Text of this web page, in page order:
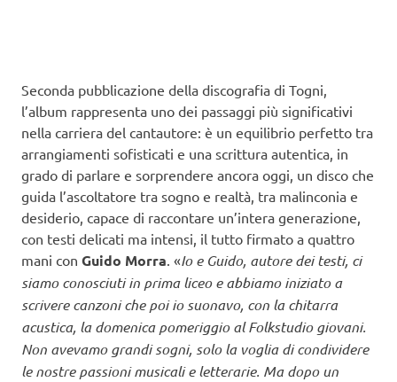
Seconda pubblicazione della discografia di Togni,
l’album rappresenta uno dei passaggi più significativi
nella carriera del cantautore: è un equilibrio perfetto tra
arrangiamenti sofisticati e una scrittura autentica, in
grado di parlare e sorprendere ancora oggi, un disco che
guida l’ascoltatore tra sogno e realtà, tra malinconia e
desiderio, capace di raccontare un’intera generazione,
con testi delicati ma intensi, il tutto firmato a quattro
mani con Guido Morra . «Io e Guido, autore dei testi, ci
siamo conosciuti in prima liceo e abbiamo iniziato a
scrivere canzoni che poi io suonavo, con la chitarra
acustica, la domenica pomeriggio al Folkstudio giovani.
Non avevamo grandi sogni, solo la voglia di condividere
le nostre passioni musicali e letterarie. Ma dopo un